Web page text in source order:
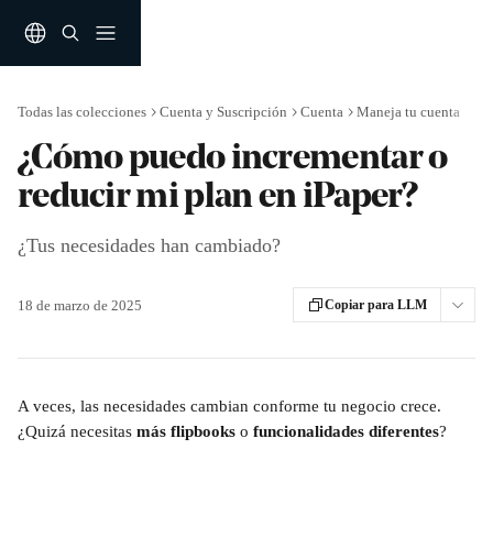
Todas las colecciones Cuenta y Suscripción Cuenta Maneja tu cuenta
¿Cómo puedo incrementar o
reducir mi plan en iPaper?
¿Tus necesidades han cambiado?
18 de marzo de 2025 Copiar para LLM
A veces, las necesidades cambian conforme tu negocio crece.
¿Quizá necesitas más flipbooks o funcionalidades diferentes?